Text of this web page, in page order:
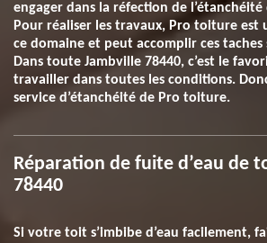
engager dans la réfection de
Pour réaliser les travaux, Pro toiture est
ce domaine et peut accomplir ces taches
Dans toute Jambville 78440, c’est le
travailler dans toutes les conditions.
service d’étanchéité de Pro toiture.
Réparation de fuite d’eau de
78440
Si votre toit s’imbibe d’eau facilement,